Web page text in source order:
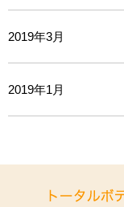
2019年3月
2019年1月